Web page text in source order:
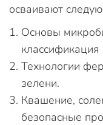
осваивают
Основы
Технологии
зелени.
Квашение,
безопасные